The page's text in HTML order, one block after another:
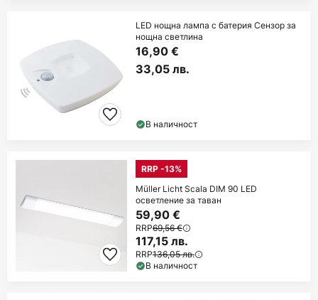
LED нощна лампа с батерия Сензор за
нощна светлина
16,90 €
33,05 лв.
В наличност
RRP -13%
Müller Licht Scala DIM 90 LED
осветление за таван
59,90 €
RRP69,56 €
117,15 лв.
RRP136,05 лв.
В наличност